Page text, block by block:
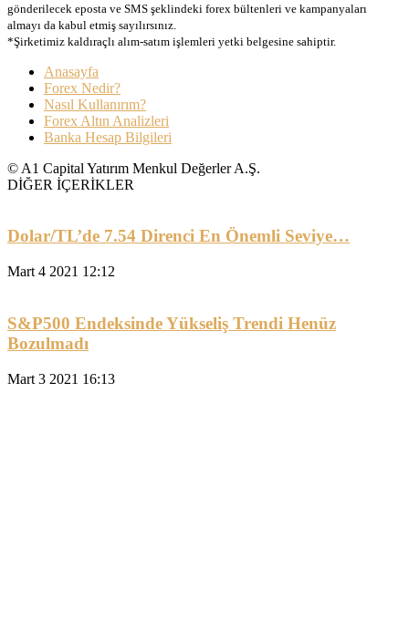
gönderilecek eposta ve SMS şeklindeki forex bültenleri ve kampanyaları
almayı da kabul etmiş sayılırsınız.
*Şirketimiz kaldıraçlı alım-satım işlemleri yetki belgesine sahiptir.
Anasayfa
Forex Nedir?
Nasıl Kullanırım?
Forex Altın Analizleri
Banka Hesap Bilgileri
© A1 Capital Yatırım Menkul Değerler A.Ş.
DİĞER İÇERİKLER
Dolar/TL’de 7.54 Direnci En Önemli Seviye…
Mart 4 2021 12:12
S&P500 Endeksinde Yükseliş Trendi Henüz
Bozulmadı
Mart 3 2021 16:13